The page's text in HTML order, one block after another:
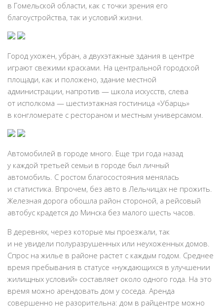
в Гомельской области, как с точки зрения его
благоустройства, так и условий жизни.
Город ухожен, убран, а двухэтажные здания в центре
играют свежими красками. На центральной городской
площади, как и положено, здание местной
администрации, напротив — школа искусств, слева
от исполкома — шестиэтажная гостиница «Убарць»
в конгломерате с рестораном и местным универсамом.
Автомобилей в городе много. Еще три года назад
у каждой третьей семьи в городе был личный
автомобиль. С ростом благосостояния менялась
и статистика. Впрочем, без авто в Лельчицах не прожить.
Железная дорога обошла район стороной, а рейсовый
автобус крадется до Минска без малого шесть часов.
В деревнях, через которые мы проезжали, так
и не увидели полуразрушенных или неухоженных домов.
Спрос на жилье в районе растет с каждым годом. Среднее
время пребывания в статусе «нуждающихся в улучшении
жилищных условий» составляет около одного года. На это
время можно арендовать дом у соседа. Аренда
совершенно не разорительна: дом в райцентре можно